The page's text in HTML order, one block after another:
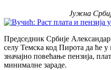
Јужна
Председник Србије
селу Темска код Пирота да ће
значајно повећање пензија,
минималне зараде.